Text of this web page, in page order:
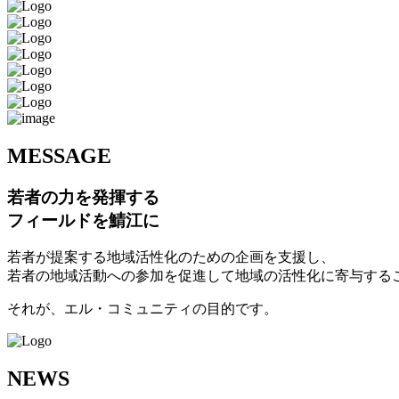
MESSAGE
若者の力を発揮する
フィールドを鯖江に
若者が提案する地域活性化のための企画を支援し、
若者の地域活動への参加を促進して地域の活性化に寄与する
それが、エル・コミュニティの目的です。
NEWS